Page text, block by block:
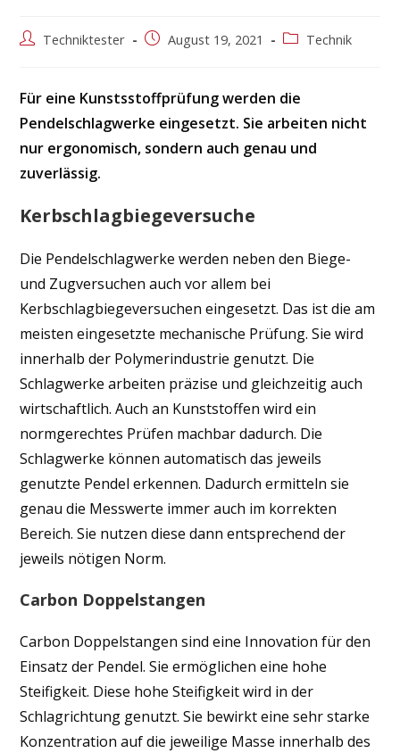
Beitrags-Techniktester
BeitragAugust 19, 2021
Beitrags-
Technik
Für eine Kunstsstoffprüfung werden die
Pendelschlagwerke eingesetzt. Sie arbeiten nicht
nur ergonomisch, sondern auch genau und
zuverlässig.
Kerbschlagbiegeversuche
Die Pendelschlagwerke werden neben den Biege-
und Zugversuchen auch vor allem bei
Kerbschlagbiegeversuchen eingesetzt. Das ist die am
meisten eingesetzte mechanische Prüfung. Sie wird
innerhalb der Polymerindustrie genutzt. Die
Schlagwerke arbeiten präzise und gleichzeitig auch
wirtschaftlich. Auch an Kunststoffen wird ein
normgerechtes Prüfen machbar dadurch. Die
Schlagwerke können automatisch das jeweils
genutzte Pendel erkennen. Dadurch ermitteln sie
genau die Messwerte immer auch im korrekten
Bereich. Sie nutzen diese dann entsprechend der
jeweils nötigen Norm.
Carbon Doppelstangen
Carbon Doppelstangen sind eine Innovation für den
Einsatz der Pendel. Sie ermöglichen eine hohe
Steifigkeit. Diese hohe Steifigkeit wird in der
Schlagrichtung genutzt. Sie bewirkt eine sehr starke
Konzentration auf die jeweilige Masse innerhalb des